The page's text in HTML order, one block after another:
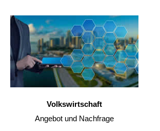
Volkswirtschaft
Angebot und Nachfrage